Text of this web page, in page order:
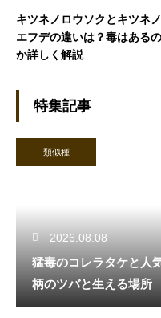
キツネノロウソクとキツネノ
エフデの違いは？毒はあるの
か詳しく解説
特集記事
類似種
2026.08.08
猛毒のコレラタケと人
柄のツバと生える場所